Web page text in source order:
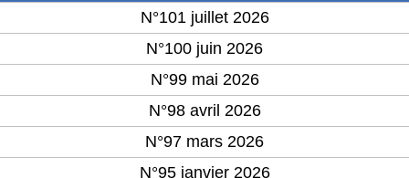
N°101 juillet 2026
N°100 juin 2026
N°99 mai 2026
N°98 avril 2026
N°97 mars 2026
N°95 janvier 2026